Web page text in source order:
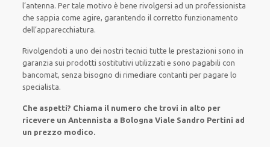
l’antenna. Per tale motivo è bene rivolgersi ad unprofessionista
che sappiacome agire, garantendo ilcorretto funzionamento
dell’apparecchiatura.
Rivolgendoti a uno dei nostritecnici tutte le prestazioni sono in
garanzia sui prodotti sostitutivi utilizzati e sono pagabili con
bancomat, senza bisogno dirimediare contanti per pagare lo
specialista.
Che aspetti? Chiama il numero che trovi in alto per
ricevere un Antennista a Bologna Viale Sandro Pertini ad
un prezzo modico.